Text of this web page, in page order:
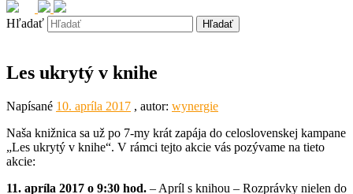
Hľadať
Les ukrytý v knihe
Napísané 10. apríla 2017 , autor: wynergie
Naša knižnica sa už po 7-my krát zapája do celoslovenskej kampane
„Les ukrytý v knihe“. V rámci tejto akcie vás pozývame na tieto
akcie:
11. apríla 2017 o 9:30 hod. – Apríl s knihou – Rozprávky nielen do